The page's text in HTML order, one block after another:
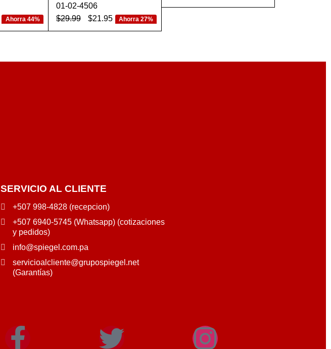
Ahorra 44%
VISTA
01-02-4506
$29.99 $21.95 Ahorra 27%
AÑADIR AL CA
VISTA
AÑADIR AL CA
VISTA
SERVICIO AL CLIENTE
+507 998-4828 (recepcion)
+507 6940-5745 (Whatsapp) (cotizaciones
y pedidos)
info@spiegel.com.pa
servicioalcliente@grupospiegel.net
(Garantías)